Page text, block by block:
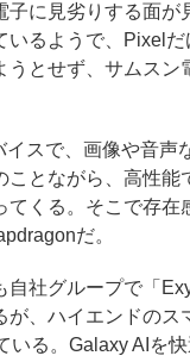
子に見劣りする面が
いるようで、Pixel
うとせず、サムスン
スで、画像や音声
ことながら、高性能
てくる。そこで存在
だ。
社グループで「
が、ハイエンドのス
いる。Galaxy AIを